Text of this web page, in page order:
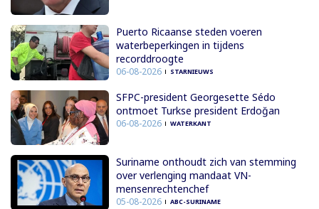
Puerto Ricaanse steden voeren
waterbeperkingen in tijdens
recorddroogte
06-08-2026 STARNIEUWS
SFPC-president Georgesette Sédo
ontmoet Turkse president Erdoğan
06-08-2026 WATERKANT
Suriname onthoudt zich van stemming
over verlenging mandaat VN-
mensenrechtenchef
05-08-2026 ABC-SURINAME